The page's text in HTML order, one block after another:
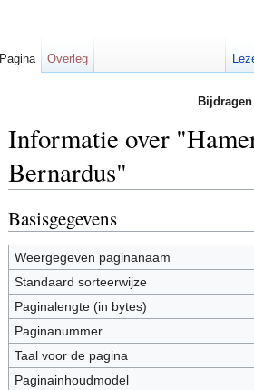
Informatie over
Bernardus"
Basisgegevens
Weergegeven paginanaam
Standaard sorteerwijze
Paginalengte (in bytes)
Paginanummer
Taal voor de pagina
Paginainhoudmodel
Pagina Overleg